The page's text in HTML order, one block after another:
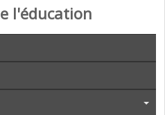
l'éducation